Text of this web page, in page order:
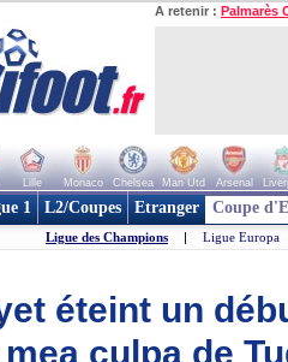
A retenir : Palmarès
Lille Monaco Chelsea Man Utd Arsenal
1 L2/Coupes Etranger Coupe
Ligue des Champions | Ligue Europa
éteint un
culpa de